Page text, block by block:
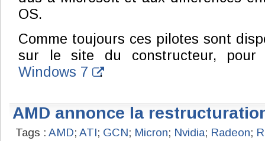
OS.
Comme toujours ces pilotes sont
sur le site du constructeur,
Windows 7
.
AMD annonce la
Tags : AMD; ATI; GCN; Micron; Nvidia; Radeon;